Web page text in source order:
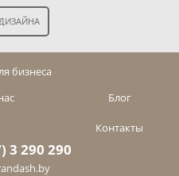
бизнеса
Блог
Контакты
3 290 290